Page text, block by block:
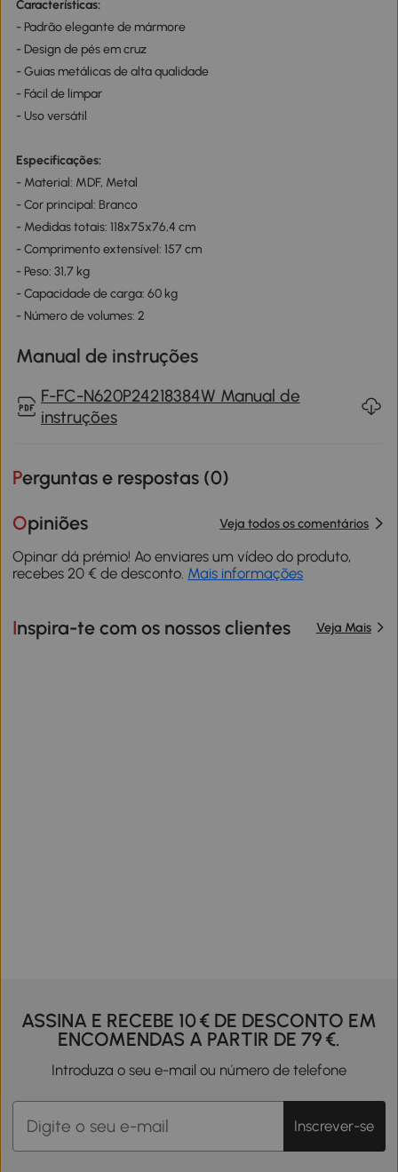
Características:
- Padrão elegante de mármore
- Design de pés em cruz
- Guias metálicas de alta qualidade
- Fácil de limpar
- Uso versátil
Especificações:
- Material: MDF, Metal
- Cor principal: Branco
- Medidas totais: 118x75x76,4 cm
- Comprimento extensível: 157 cm
- Peso: 31,7 kg
- Capacidade de carga: 60 kg
- Número de volumes: 2
Manual de instruções
F-FC-N620P24218384W Manual de
instruções
Perguntas e respostas (0)
Opiniões Veja todos os comentários
Opinar dá prémio! Ao enviares um vídeo do produto,
recebes 20 € de desconto. Mais informações
Inspira-te com os nossos clientes Veja Mais
ASSINA E RECEBE 10 € DE DESCONTO EM
ENCOMENDAS A PARTIR DE 79 €.
Introduza o seu e-mail ou número de telefone
Inscrever-se